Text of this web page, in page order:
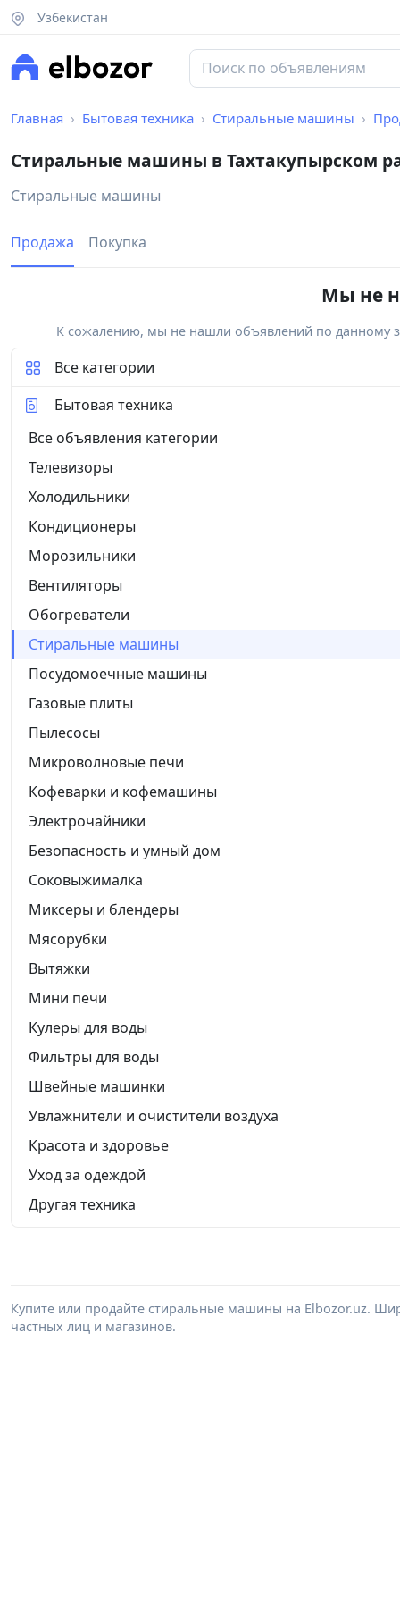
Узбекистан
Главная Бытовая техника Стиральные машины
Стиральные машины в Тахтакупырском
Стиральные машины
Продажа Покупка
Мы не
К сожалению, мы не нашли объявлений по данному
Все категории
Бытовая техника
Все объявления категории
Телевизоры
Холодильники
Кондиционеры
Морозильники
Вентиляторы
Обогреватели
Стиральные машины
Посудомоечные машины
Газовые плиты
Пылесосы
Микроволновые печи
Кофеварки и кофемашины
Электрочайники
Безопасность и умный дом
Соковыжималка
Миксеры и блендеры
Мясорубки
Вытяжки
Мини печи
Кулеры для воды
Фильтры для воды
Швейные машинки
Увлажнители и очистители воздуха
Красота и здоровье
Уход за одеждой
Другая техника
Купите или продайте стиральные машины на Elbozor.uz.
частных лиц и магазинов.